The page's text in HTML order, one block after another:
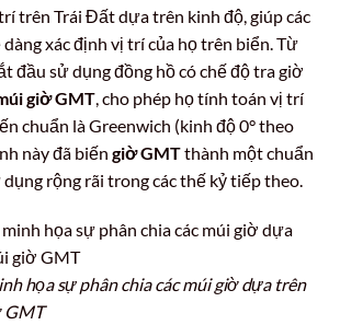
trên Trái Đất dựa trên kinh độ, giúp các
xác định vị trí của họ trên biển. Từ
đầu sử dụng đồng hồ có chế độ tra giờ
giờ GMT , cho phép họ tính toán vị trí
chuẩn là Greenwich (kinh độ 0° theo
này đã biến giờ GMTthành một chuẩn
rộng rãi trong các thế kỷ tiếp theo.
họa sự phân chia các múi giờ dựa trên
GMT